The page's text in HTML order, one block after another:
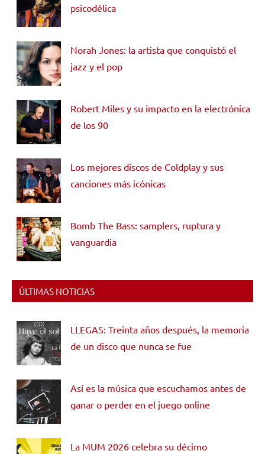
psicodélica
Norah Jones: la artista que conquistó el
jazz y el pop
Robert Miles y su impacto en la electrónica
de los 90
Los mejores discos de Coldplay y sus
canciones más icónicas
Bomb The Bass: samplers, ruptura y
vanguardia
ÚLTIMAS NOTICIAS
LLEGAS: Treinta años después, la memoria
de un disco que nunca se fue
Así es la música que escuchamos antes de
ganar o perder en el juego online
La MUM 2026 celebra su décimo